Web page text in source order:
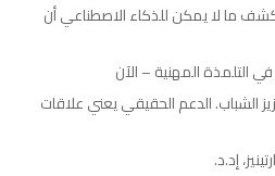
طلابية تكشف ما لا يمكن للذكاء الاصطناعي أن
التلمذة المهنية – الآن
الشباب. الدعم الحقيقي يعني علاقات
إد.د.